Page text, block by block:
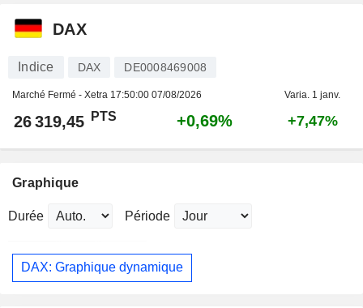
DAX
Indice DAX DE0008469008
Marché Fermé - Xetra 17:50:00 07/08/2026 Varia. 1 janv.
26 319,45 PTS +0,69% +7,47%
Graphique
Durée Période
DAX: Graphique dynamique